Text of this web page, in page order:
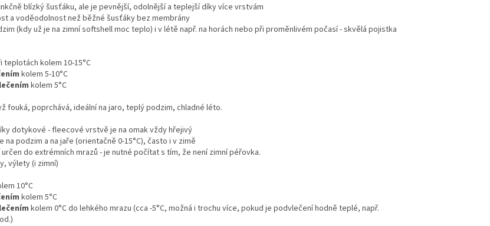
blízký šusťáku, ale je pevnější, odolnější a teplejší díky více vrstvám
a voděodolnost než běžné šusťáky bez membrány
(kdy už je na zimní softshell moc teplo) i v létě např. na horách nebo při proměnlivém počasí - skvělá pojistka
teplotách kolem 10-15°C
kolem 5-10°C
kolem 5°C
fouká, poprchává, ideální na jaro, teplý podzim, chladné léto.
dotykové - fleecové vrstvě je na omak vždy hřejivý
na podzim a na jaře (orientačně 0-15°C), často i v zimě
do extrémních mrazů - je nutné počítat s tím, že není zimní péřovka.
výlety (i zimní)
10°C
kolem 5°C
kolem 0°C do lehkého mrazu (cca -5°C, možná i trochu více, pokud je podvlečení hodně teplé, např.